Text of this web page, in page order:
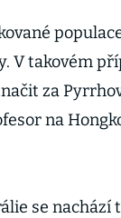
V takovém
za
na
se nachází